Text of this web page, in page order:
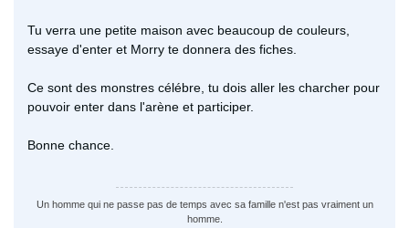
Tu verra une petite maison avec beaucoup de couleurs,
essaye d'enter et Morry te donnera des fiches.
Ce sont des monstres célébre, tu dois aller les charcher pour
pouvoir enter dans l'arène et participer.
Bonne chance.
Un homme qui ne passe pas de temps avec sa famille n'est pas vraiment un
homme.